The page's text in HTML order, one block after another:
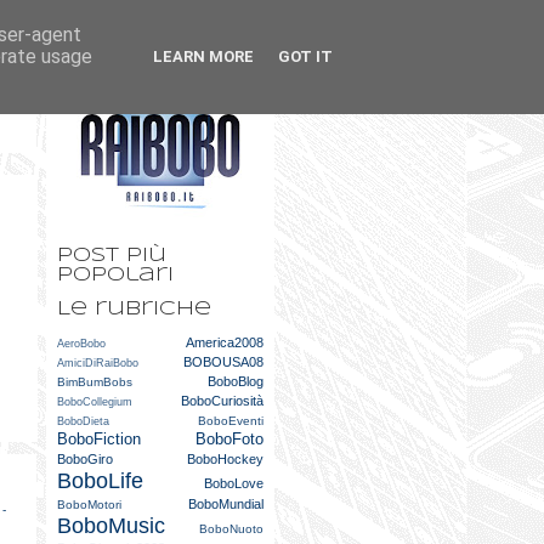
-
Post più
popolari
Le rubriche
AeroBobo America2008
AmiciDiRaiBobo BOBOUSA08
BimBumBobs BoboBlog
BoboCollegium BoboCuriosità
BoboDieta BoboEventi
BoboFiction BoboFoto
BoboGiro BoboHockey
BoboLife BoboLove
BoboMotori BoboMundial
BoboMusic BoboNuoto
agent
usage
LEARN MORE GOT IT